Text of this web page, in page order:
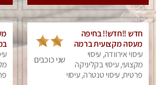
חדש !!חדש!! בחיפה
מעסה מקצועית ברמה
גבוה
עיסוי אירוודה, עיסוי
מקצועי, עיסוי בקליניקה
פרטית, עיסוי טנטרה, עיסוי
שני כוכבים